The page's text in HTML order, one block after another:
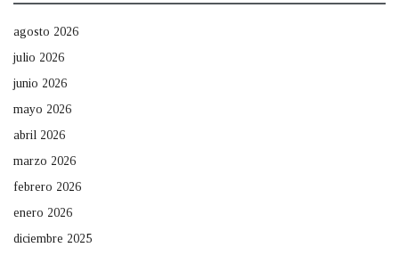
agosto 2026
julio 2026
junio 2026
mayo 2026
abril 2026
marzo 2026
febrero 2026
enero 2026
diciembre 2025